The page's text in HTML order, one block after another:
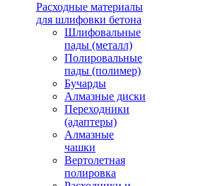
Расходные материалы
для шлифовки бетона
Шлифовальные
пады (металл)
Полировальные
пады (полимер)
Бучарды
Алмазные диски
Переходники
(адаптеры)
Алмазные
чашки
Вертолетная
полировка